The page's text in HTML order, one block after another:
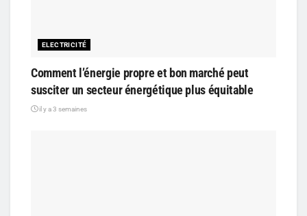
ELECTRICITÉ
Comment l’énergie propre et bon marché peut
susciter un secteur énergétique plus équitable
il y a 3 semaines